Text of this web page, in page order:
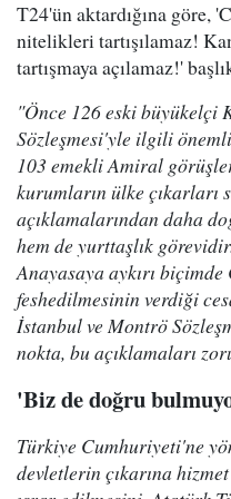
T24'ün aktardığına göre,
nitelikleri tartışılamaz!
tartışmaya açılamaz!'
"Önce 126 eski büyükelçi
Sözleşmesi'yle ilgili
103 emekli Amiral
kurumların ülke çıkarları
açıklamalarından daha
hem de yurttaşlık
Anayasaya aykırı
feshedilmesinin verdiği
İstanbul ve Montrö
nokta, bu açıklamaları
'Biz de doğru
Türkiye Cumhuriyeti'ne
devletlerin çıkarına